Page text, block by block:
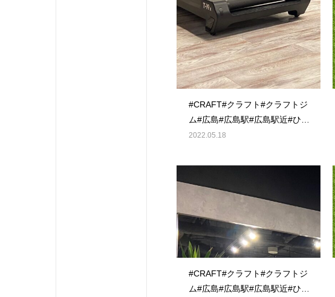
#CRAFT#クラフト#クラフトジ
ム#広島#広島駅#広島駅近#ひろ
しま#ヒロシマ#広島ジム#ジム
ジム#マンツーマン#完全個室#
#diet#筋トレ#トレーニング#ボ
ディメイク#くびれ#足痩せ#腹
筋#フォロー返し
#like4likes#like4follow#followme
2022.05.18
#CRAFT#クラフト#クラフトジ
ム#広島#広島駅#広島駅近#ひろ